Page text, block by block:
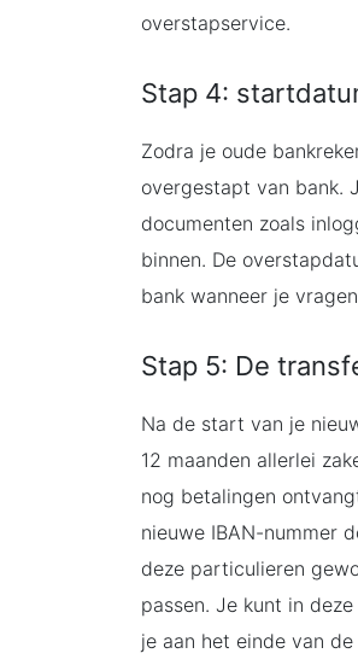
overstapservice.
Stap 4:
Zodra je oude
overgestapt van bank.
documenten zoals
binnen. De
bank wanneer je
Stap 5: De
Na de start van je
12 maanden allerlei
nog betalingen
nieuwe IBAN-nummer
deze particulieren
passen. Je kunt in
je aan het einde van